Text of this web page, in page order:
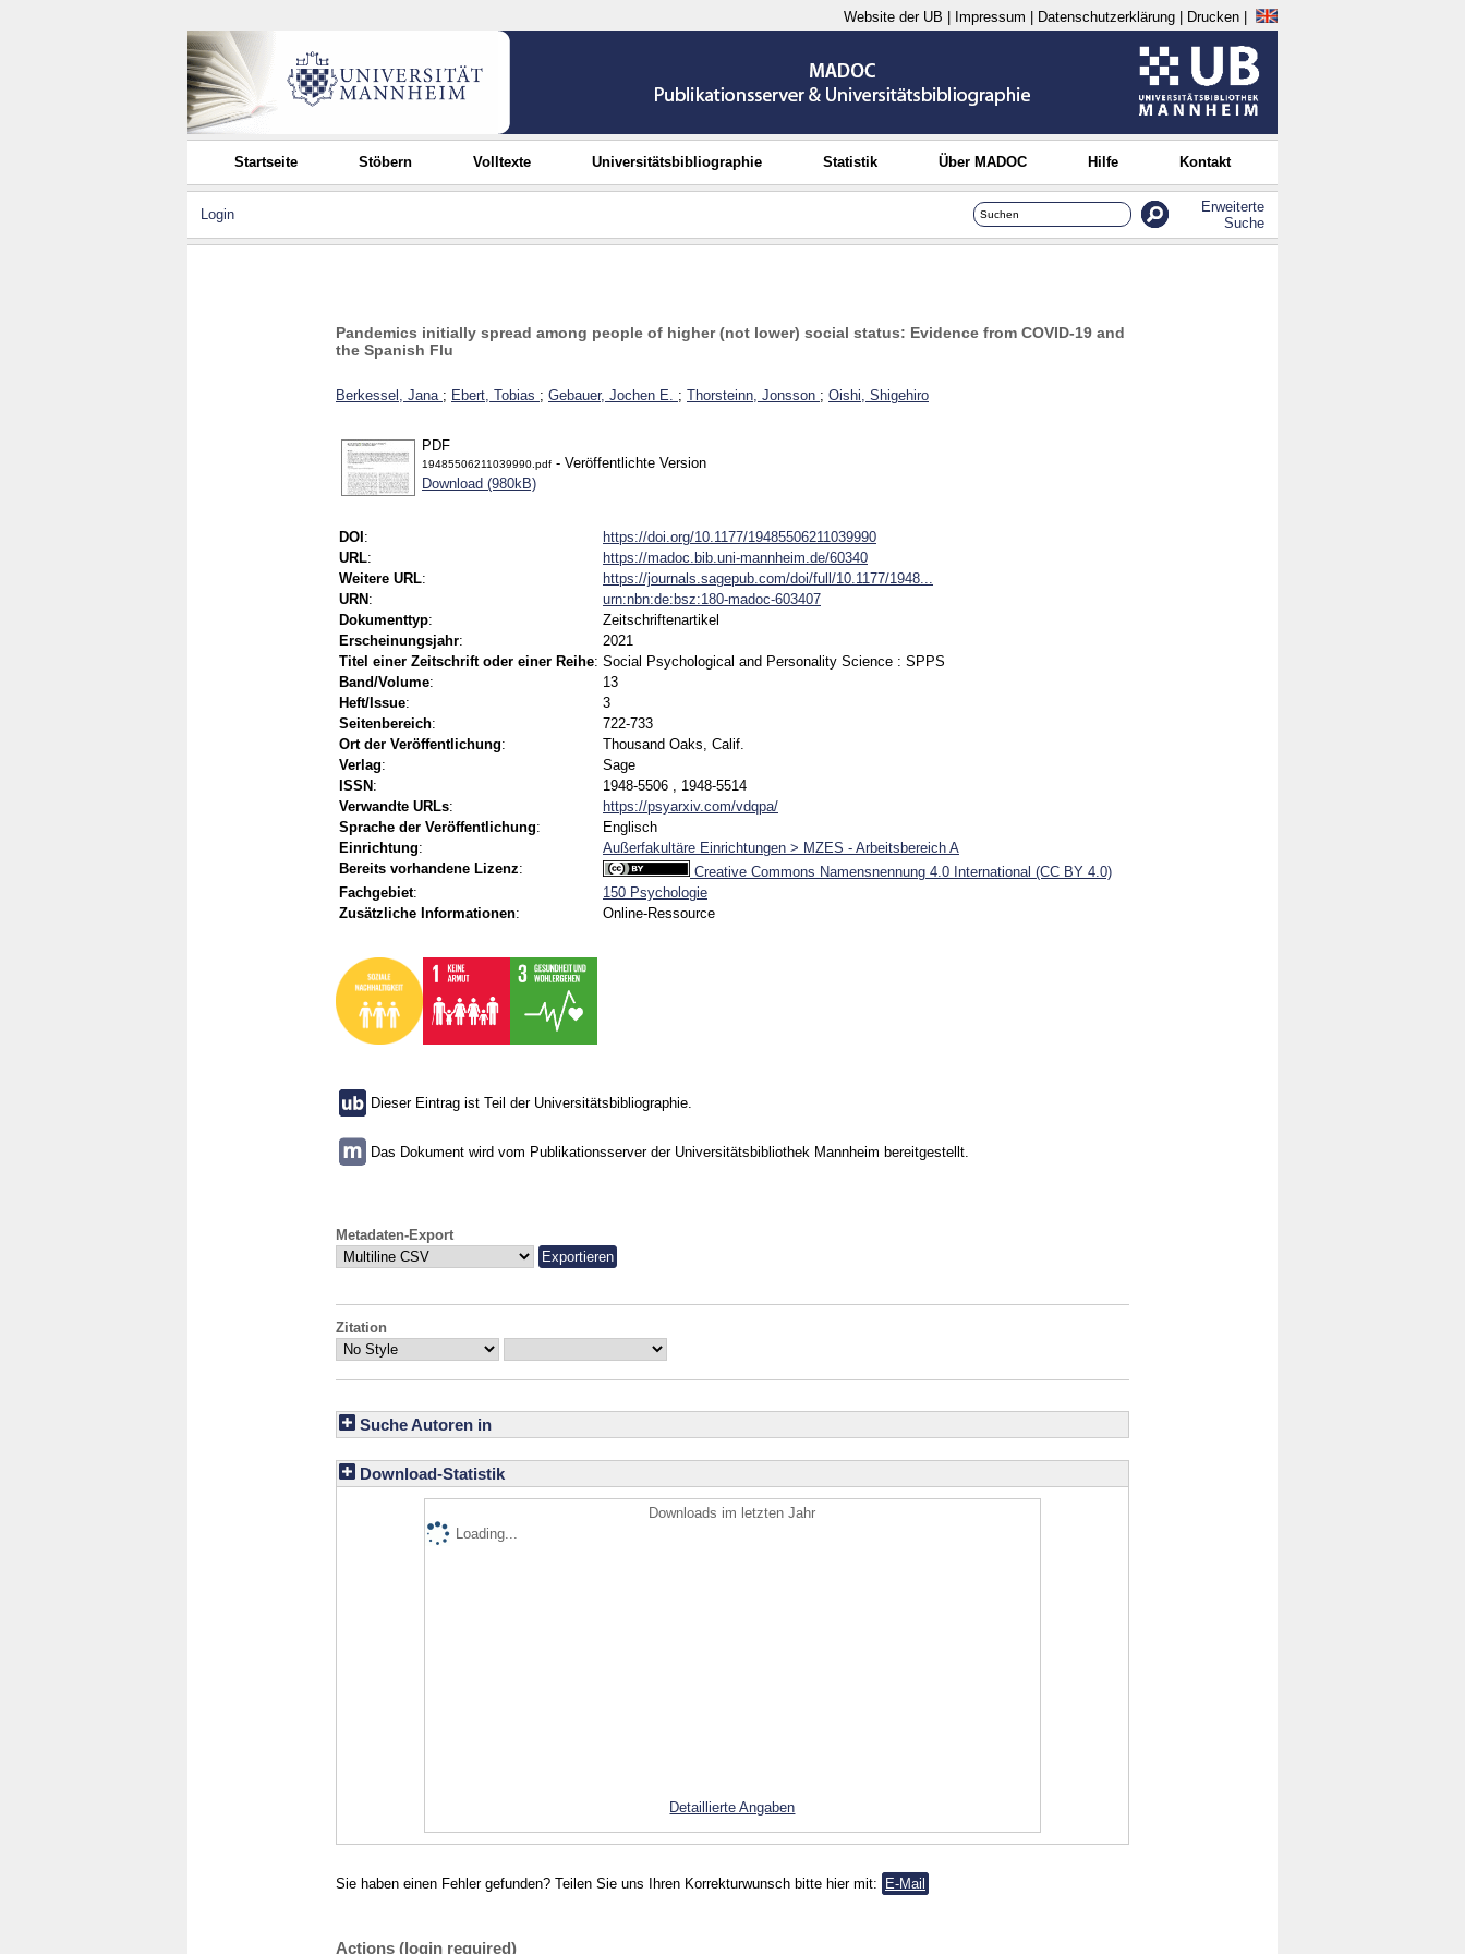
Website der UB Impressum Datenschutzerklärung Drucken
Startseite Stöbern Volltexte Universitätsbibliographie Statistik Über MADOC Hilfe Kontakt
Login
Erweiterte
Suche
Pandemics initially spread among people of higher (not lower) social status: Evidence from COVID-19 and
the Spanish Flu
Berkessel, Jana ; Ebert, Tobias ; Gebauer, Jochen E. ; Thorsteinn, Jonsson ; Oishi, Shigehiro
PDF
19485506211039990.pdf - Veröffentlichte Version
Download (980kB)
DOI :
https://doi.org/10.1177/19485506211039990
URL:
https://madoc.bib.uni-mannheim.de/60340
Weitere URL:
https://journals.sagepub.com/doi/full/10.1177/1948...
URN :
urn:nbn:de:bsz:180-madoc-603407
Dokumenttyp:
Zeitschriftenartikel
Erscheinungsjahr:
2021
Titel einer Zeitschrift oder einer Reihe: Social Psychological and Personality Science : SPPS
Band/Volume:
13
Heft/Issue:
3
Seitenbereich:
722-733
Ort der Veröffentlichung:
Thousand Oaks, Calif.
Verlag:
Sage
ISSN :
1948-5506 , 1948-5514
Verwandte URLs:
https://psyarxiv.com/vdqpa/
Sprache der Veröffentlichung:
Englisch
Einrichtung:
Außerfakultäre Einrichtungen > MZES - Arbeitsbereich A
Bereits vorhandene Lizenz:
Creative Commons Namensnennung 4.0 International (CC BY 4.0)
Fachgebiet:
150 Psychologie
Zusätzliche Informationen: Online-Ressource
Dieser Eintrag ist Teil der Universitätsbibliographie.
Das Dokument wird vom Publikationsserver der Universitätsbibliothek Mannheim bereitgestellt.
Metadaten-Export
Zitation
Suche Autoren in
Download-Statistik
Downloads im letzten Jahr
Loading...
Detaillierte Angaben
Sie haben einen Fehler gefunden? Teilen Sie uns Ihren Korrekturwunsch bitte hier mit: E-Mail
Actions (login required)